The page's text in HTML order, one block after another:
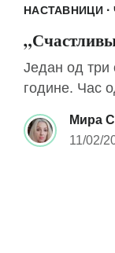
НАСТАВНИЦИ·
Један од три
године. Час
Мира
11/02/